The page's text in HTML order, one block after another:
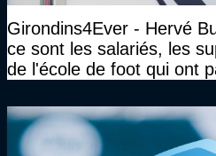
Girondins4Ever - Hervé
ce sont les salariés, les
de l'école de foot qui ont